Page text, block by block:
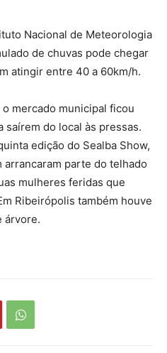
Nacional de Meteorologia
de chuvas pode chegar
atingir entre 40 a 60km/h.
mercado municipal ficou
saírem do local às pressas.
edição do Sealba Show,
parte do telhado
mulheres feridas que
Ribeirópolis também houve
árvore.